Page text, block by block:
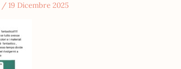
/ 19 Dicembre 2025